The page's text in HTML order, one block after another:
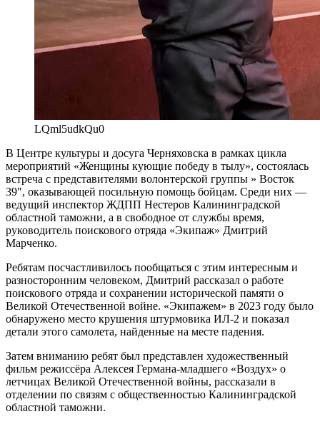
LQml5udkQu0
В Центре культуры и досуга Черняховска в рамках цикла
мероприятий «Женщины кующие победу в тылу», состоялась
встреча с представителями волонтерской группы » Восток
39″, оказывающей посильную помощь бойцам. Среди них —
ведущий инспектор ЖДПП Нестеров Калининградской
областной таможни, а в свободное от службы время,
руководитель поискового отряда «Экипаж» Дмитрий
Марченко.
Ребятам посчастливилось пообщаться с этим интересным и
разносторонним человеком, Дмитрий рассказал о работе
поискового отряда и сохранении исторической памяти о
Великой Отечественной войне. «Экипажем» в 2023 году было
обнаружено место крушения штурмовика ИЛ-2 и показал
детали этого самолета, найденные на месте падения.
Затем вниманию ребят был представлен художественный
фильм режиссёра Алексея Германа-младшего «Воздух» о
летчицах Великой Отечественной войны, рассказали в
отделении по связям с общественностью Калининградской
областной таможни.